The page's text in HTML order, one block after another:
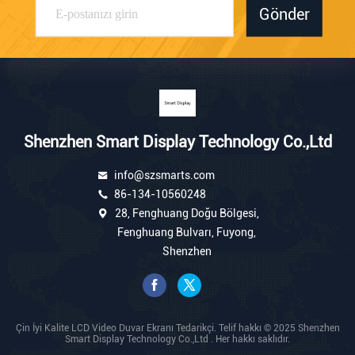
Gönder
Shenzhen Smart Display Technology Co.,Ltd
info@szsmarts.com
86-134-10560248
28, Fenghuang Doğu Bölgesi,
Fenghuang Bulvarı, Fuyong,
Shenzhen
Çin İyi Kalite LCD Video Duvar Ekranı Tedarikçi. Telif hakkı © 2025 Shenzhen
Smart Display Technology Co.,Ltd . Her hakkı saklıdır.